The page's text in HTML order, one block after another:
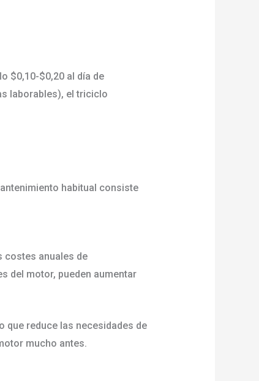
$0,10-$0,20 al día de
laborables), el triciclo
habitual consiste
costes anuales de
del motor, pueden aumentar
que reduce las necesidades de
mucho antes.